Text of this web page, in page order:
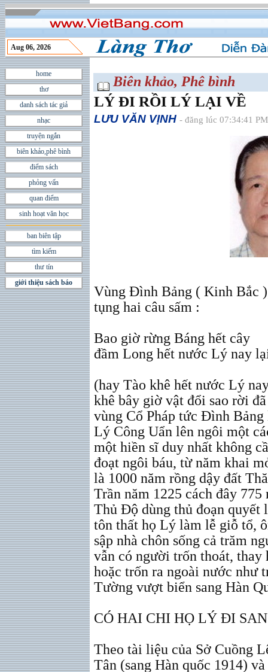
Aug 06, 2026
home
thơ
danh sách tác giả
nhạc
truyện ngắn
biên khảo,phê bình
điểm sách
phỏng vấn
quan điểm
sinh hoạt văn học
ban biên tập
tìm kiếm
thư tín
giới thiệu sách báo
Biên khảo, Phê bình
LÝ ĐI RỒI LÝ LẠI VỀ
LƯU VĂN VỊNH - đăng lúc 07:34:41
Vùng Đình Bảng ( Kinh Bắc
tụng hai câu sấm :
Bao giờ rừng Báng hết cây
đầm Long hết nước Lý nay
(hay Tào khê hết nước Lý
khê bây giờ vật đổi sao rời
vùng Cổ Pháp tức Đình
Lý Công Uẩn lên ngôi một
một hiền sĩ duy nhất không
đoạt ngôi báu, từ năm khai
là 1000 năm rồng dậy đất
Trần năm 1225 cách đây
Thủ Độ dùng thủ đoạn
tôn thất họ Lý làm lễ giỗ tổ,
sập nhà chôn sống cả trăm
vẫn có người trốn thoát, thay
hoặc trốn ra ngoài nước như
Tường vượt biển sang Hàn
CÓ HAI CHI HỌ LÝ ĐI
Theo tài liệu của Sở Cuồng
Tân (sang Hàn quốc 1914)